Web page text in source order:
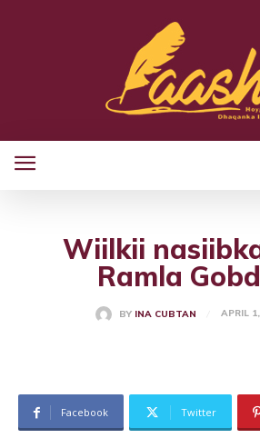
Wiilkii
Ramla
BY INA CUBTAN APRIL
Facebook Twitter